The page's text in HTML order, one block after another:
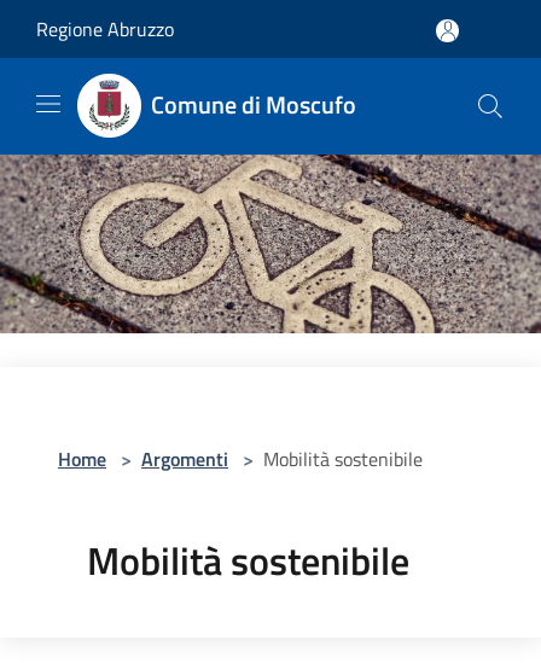
Regione Abruzzo
Comune di Moscufo
Home > Argomenti > Mobilità sostenibile
Mobilità sostenibile